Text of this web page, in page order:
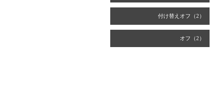
付け替えオフ（2）
オフ（2）